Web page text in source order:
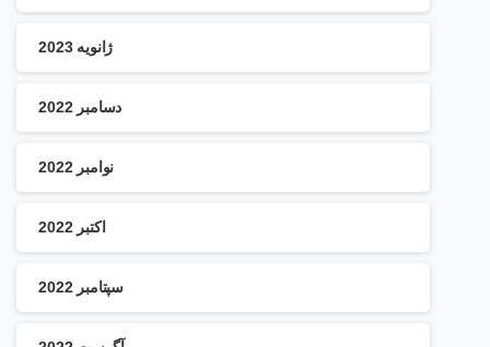
ژانویه 2023
دسامبر 2022
نوامبر 2022
اکتبر 2022
سپتامبر 2022